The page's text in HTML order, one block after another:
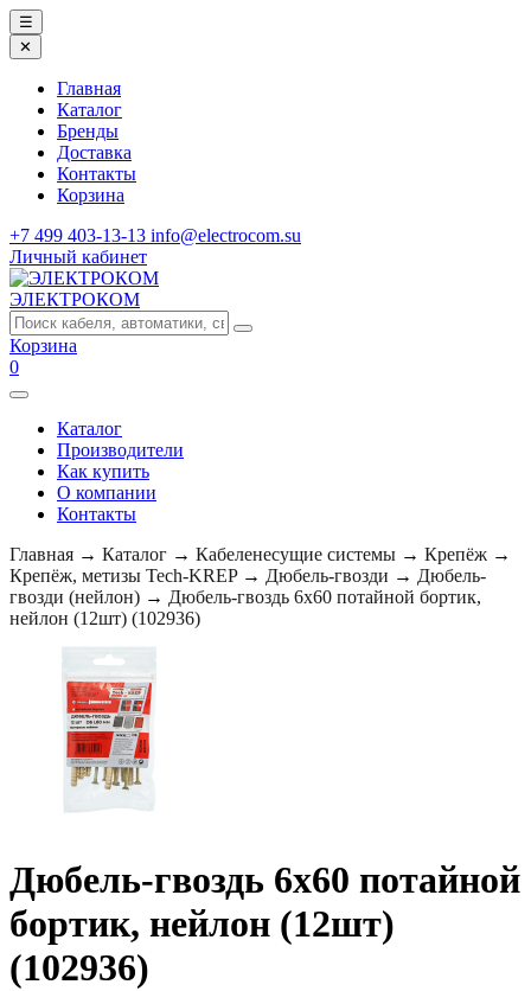
☰
✕
Главная
Каталог
Бренды
Доставка
Контакты
Корзина
+7 499 403-13-13 info@electrocom.su
Личный кабинет
ЭЛЕКТРОКОМ
Корзина
0
Каталог
Производители
Как купить
О компании
Контакты
Главная → Каталог → Кабеленесущие системы → Крепёж →
Крепёж, метизы Tech-KREP→ Дюбель-гвозди → Дюбель-
гвозди (нейлон) → Дюбель-гвоздь 6х60 потайной бортик,
нейлон (12шт) (102936)
Дюбель-гвоздь 6х60 потайной
бортик, нейлон (12шт)
(102936)